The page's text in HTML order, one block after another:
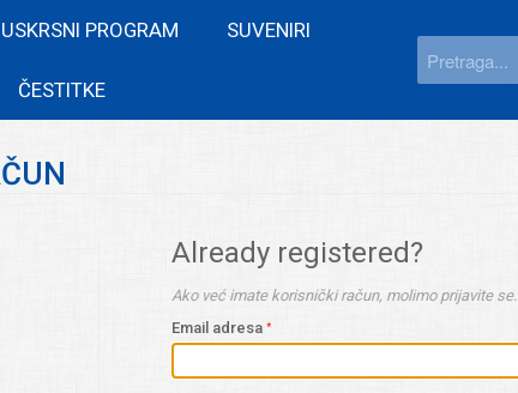
USKRSNI PROGRAM SUVENIRI
ČESTITKE
Already registered?
Ako već imate korisnički račun, molimo prijavite se.
Email adresa